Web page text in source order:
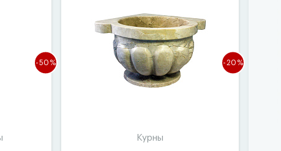
-50% -20%
Курны